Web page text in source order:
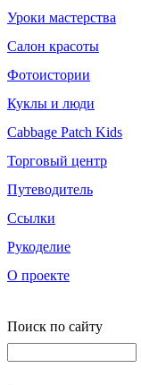
Уроки мастерства
Салон красоты
Фотоистории
Куклы и люди
Cabbage Patch Kids
Торговый центр
Путеводитель
Ссылки
Рукоделие
О проекте
Поиск по сайту